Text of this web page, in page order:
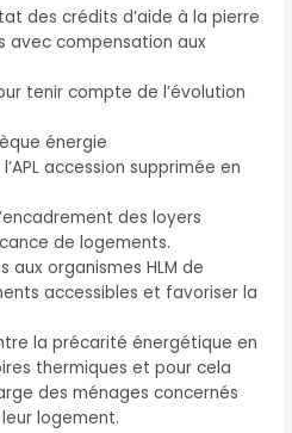
des crédits d’aide à la pierre
avec compensation aux
tenir compte de l’évolution
énergie
accession supprimée en
des loyers
de logements.
aux organismes HLM de
accessibles et favoriser la
la précarité énergétique en
thermiques et pour cela
des ménages concernés
logement.